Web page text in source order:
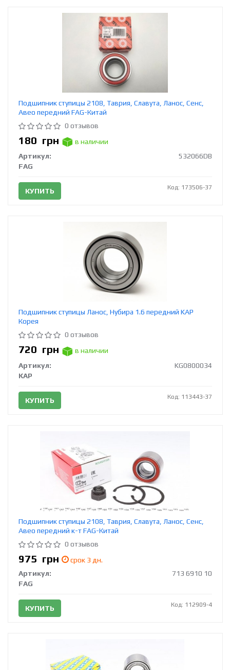
Подшипник ступицы 2108, Таврия, Славута, Ланос, Сенс,
Авео передний FAG-Китай
0 отзывов
180 грн
в наличии
Артикул:
532066DВ
FAG
КУПИТЬ Код: 173506-37
Подшипник ступицы Ланос, Нубира 1.6 передний KAP
Корея
0 отзывов
720 грн
в наличии
Артикул:
KG0800034
KAP
КУПИТЬ Код: 113443-37
Подшипник ступицы 2108, Таврия, Славута, Ланос, Сенс,
Авео передний к-т FAG-Китай
0 отзывов
975 грн
срок 3 дн.
Артикул:
713 6910 10
FAG
КУПИТЬ Код: 112909-4